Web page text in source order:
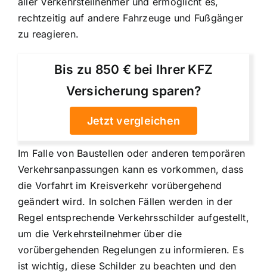
rechtzeitig auf andere Fahrzeuge und Fußgänger
zu reagieren.
Bis zu 850 € bei Ihrer KFZ
Versicherung sparen?
Jetzt vergleichen
Im Falle von Baustellen oder anderen temporären
Verkehrsanpassungen kann es vorkommen, dass
die Vorfahrt im Kreisverkehr vorübergehend
geändert wird. In solchen Fällen werden in der
Regel entsprechende Verkehrsschilder aufgestellt,
um die Verkehrsteilnehmer über die
vorübergehenden Regelungen zu informieren. Es
ist wichtig, diese Schilder zu beachten und den